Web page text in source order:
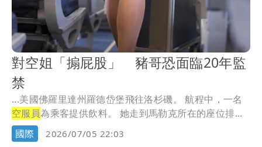
對空姐「搧屁股」 豬哥恐面臨20年監
禁
...美國佛羅里達州羅德岱堡飛往洛杉磯。 航程中，一名
空服員
為乘客提供飲料。 她走到馬勒克所在的座位排...
國際
2026/07/05 22:03